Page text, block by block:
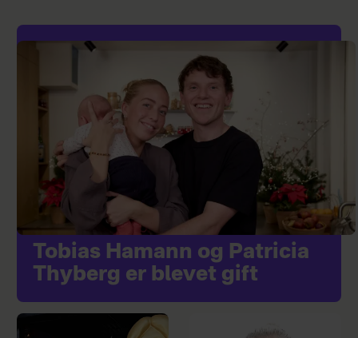
Tobias Hamann og Patricia
Thyberg er blevet gift